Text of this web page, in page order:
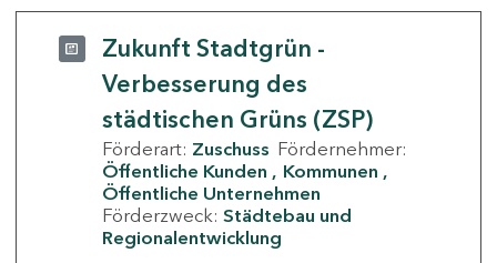
Zukunft Stadtgrün -
Verbesserung des
städtischen Grüns (ZSP)
Förderart: Zuschuss Fördernehmer:
Öffentliche Kunden
Kommunen
Öffentliche Unternehmen
Förderzweck: Städtebau und
Regionalentwicklung